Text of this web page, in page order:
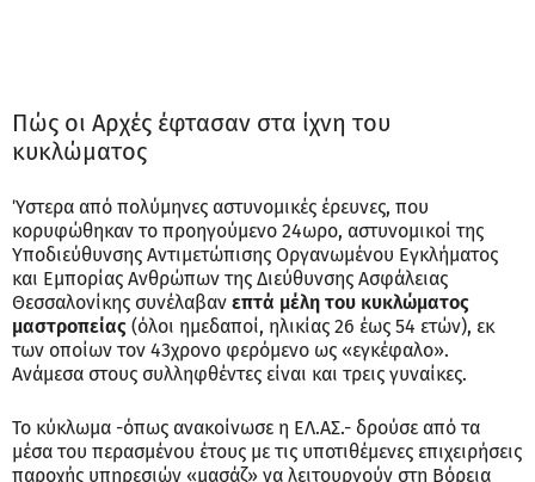
Πώς οι Αρχές έφτασαν στα ίχνη του
κυκλώματος
Ύστερα από πολύμηνες αστυνομικές έρευνες, που
κορυφώθηκαν το προηγούμενο 24ωρο, αστυνομικοί της
Υποδιεύθυνσης Αντιμετώπισης Οργανωμένου Εγκλήματος
και Εμπορίας Ανθρώπων της Διεύθυνσης Ασφάλειας
Θεσσαλονίκης συνέλαβαν επτά μέλη του κυκλώματος
μαστροπείας (όλοι ημεδαποί, ηλικίας 26 έως 54 ετών), εκ
των οποίων τον 43χρονο φερόμενο ως «εγκέφαλο».
Ανάμεσα στους συλληφθέντες είναι και τρεις γυναίκες.
Το κύκλωμα -όπως ανακοίνωσε η ΕΛ.ΑΣ.- δρούσε από τα
μέσα του περασμένου έτους με τις υποτιθέμενες επιχειρήσεις
παροχής υπηρεσιών «μασάζ» να λειτουργούν στη Βόρεια